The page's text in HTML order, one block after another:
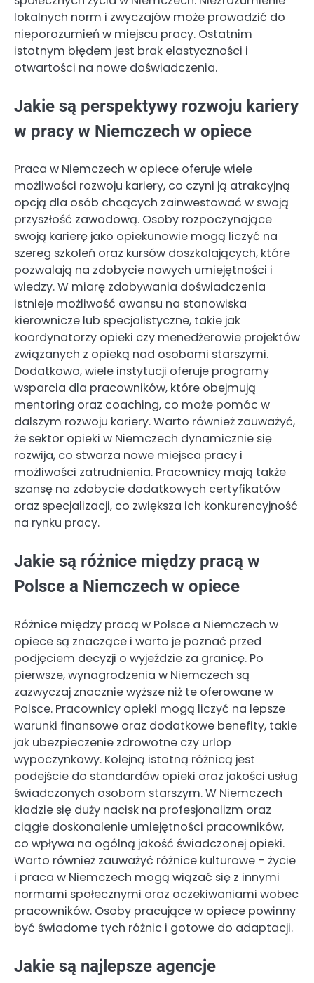
lokalnych norm i zwyczajów może prowadzić do
nieporozumień w miejscu pracy. Ostatnim
istotnym błędem jest brak elastyczności i
otwartości na nowe doświadczenia.
Jakie są perspektywy rozwoju kariery
w pracy w Niemczech w opiece
Praca w Niemczech w opiece oferuje wiele
możliwości rozwoju kariery, co czyni ją atrakcyjną
opcją dla osób chcących zainwestować w swoją
przyszłość zawodową. Osoby rozpoczynające
swoją karierę jako opiekunowie mogą liczyć na
szereg szkoleń oraz kursów doszkalających, które
pozwalają na zdobycie nowych umiejętności i
wiedzy. W miarę zdobywania doświadczenia
istnieje możliwość awansu na stanowiska
kierownicze lub specjalistyczne, takie jak
koordynatorzy opieki czy menedżerowie projektów
związanych z opieką nad osobami starszymi.
Dodatkowo, wiele instytucji oferuje programy
wsparcia dla pracowników, które obejmują
mentoring oraz coaching, co może pomóc w
dalszym rozwoju kariery. Warto również zauważyć,
że sektor opieki w Niemczech dynamicznie się
rozwija, co stwarza nowe miejsca pracy i
możliwości zatrudnienia. Pracownicy mają także
szansę na zdobycie dodatkowych certyfikatów
oraz specjalizacji, co zwiększa ich konkurencyjność
na rynku pracy.
Jakie są różnice między pracą w
Polsce a Niemczech w opiece
Różnice między pracą w Polsce a Niemczech w
opiece są znaczące i warto je poznać przed
podjęciem decyzji o wyjeździe za granicę. Po
pierwsze, wynagrodzenia w Niemczech są
zazwyczaj znacznie wyższe niż te oferowane w
Polsce. Pracownicy opieki mogą liczyć na lepsze
warunki finansowe oraz dodatkowe benefity, takie
jak ubezpieczenie zdrowotne czy urlop
wypoczynkowy. Kolejną istotną różnicą jest
podejście do standardów opieki oraz jakości usług
świadczonych osobom starszym. W Niemczech
kładzie się duży nacisk na profesjonalizm oraz
ciągłe doskonalenie umiejętności pracowników,
co wpływa na ogólną jakość świadczonej opieki.
Warto również zauważyć różnice kulturowe – życie
i praca w Niemczech mogą wiązać się z innymi
normami społecznymi oraz oczekiwaniami wobec
pracowników. Osoby pracujące w opiece powinny
być świadome tych różnic i gotowe do adaptacji.
Jakie są najlepsze agencje